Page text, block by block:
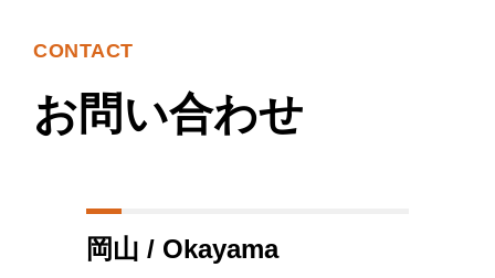
CONTACT
お問い合わせ
岡山 / Okayama